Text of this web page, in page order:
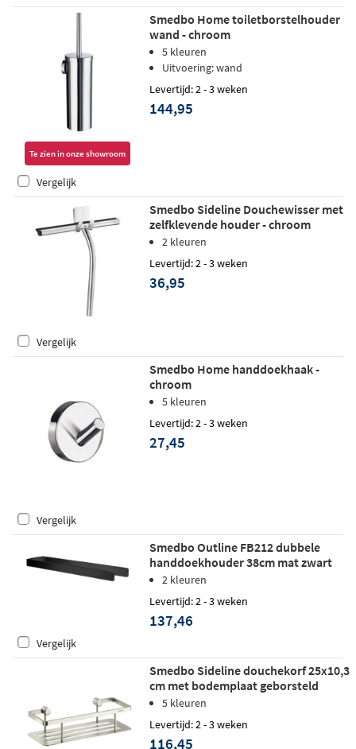
Te zien in onze showroom
Smedbo Home toiletborstelhouder
wand - chroom
5 kleuren
Uitvoering: wand
Levertijd: 2 - 3 weken
144,95
Vergelijk
Smedbo Sideline Douchewisser met
zelfklevende houder - chroom
2 kleuren
Levertijd: 2 - 3 weken
36,95
Vergelijk
Smedbo Home handdoekhaak -
chroom
5 kleuren
Levertijd: 2 - 3 weken
27,45
Vergelijk
Smedbo Outline FB212 dubbele
handdoekhouder 38cm mat zwart
2 kleuren
Levertijd: 2 - 3 weken
137,46
Vergelijk
Smedbo Sideline douchekorf 25x10,3
cm met bodemplaat geborsteld
nikkel
5 kleuren
Levertijd: 2 - 3 weken
116,45